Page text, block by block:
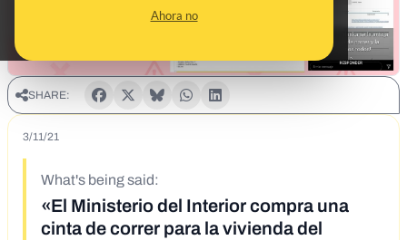
Ahora no
SHARE:
3/11/21
What's being said:
«El Ministerio del Interior compra una
cinta de correr para la vivienda del